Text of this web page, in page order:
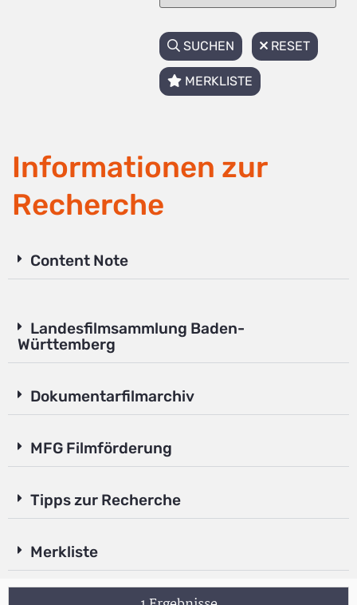
SUCHEN RESET
MERKLISTE
Informationen zur
Recherche
Content Note
Landesfilmsammlung Baden-
Württemberg
Dokumentarfilmarchiv
MFG Filmförderung
Tipps zur Recherche
Merkliste